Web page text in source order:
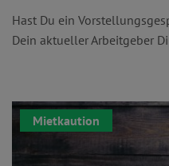
Hast Du ein
Dein aktueller Arbeitgeber
Mietkaution